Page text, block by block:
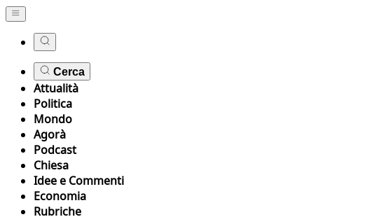
Cerca
Attualità
Politica
Mondo
Agorà
Podcast
Chiesa
Idee e Commenti
Economia
Rubriche